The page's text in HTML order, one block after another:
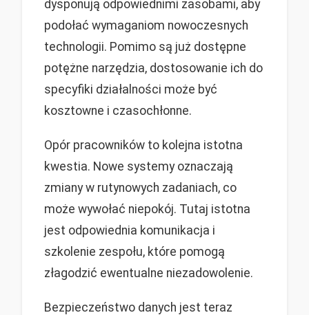
dysponują odpowiednimi zasobami, aby
podołać wymaganiom nowoczesnych
technologii. Pomimo są już dostępne
potężne narzędzia, dostosowanie ich do
specyfiki działalności może być
kosztowne i czasochłonne.
Opór pracowników to kolejna istotna
kwestia. Nowe systemy oznaczają
zmiany w rutynowych zadaniach, co
może wywołać niepokój. Tutaj istotna
jest odpowiednia komunikacja i
szkolenie zespołu, które pomogą
złagodzić ewentualne niezadowolenie.
Bezpieczeństwo danych jest teraz